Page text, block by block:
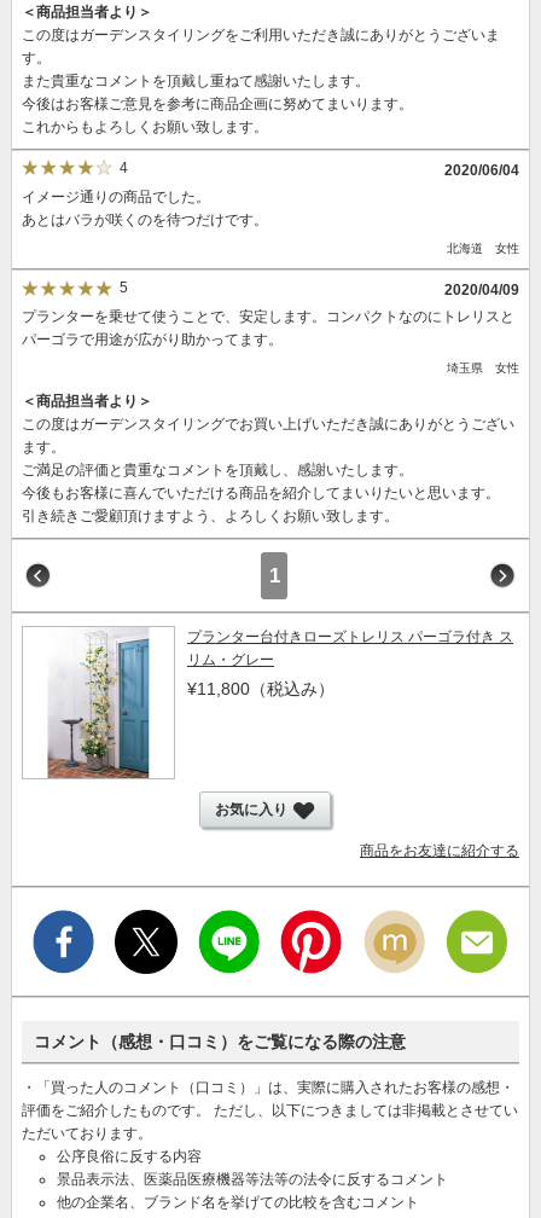
＜商品担当者より＞
この度はガーデンスタイリングをご利用いただき誠にありがとうございま
す。
また貴重なコメントを頂戴し重ねて感謝いたします。
今後はお客様ご意見を参考に商品企画に努めてまいります。
これからもよろしくお願い致します。
4
2020/06/04
イメージ通りの商品でした。
あとはバラが咲くのを待つだけです。
北海道 女性
5
2020/04/09
プランターを乗せて使うことで、安定します。コンパクトなのにトレリスと
パーゴラで用途が広がり助かってます。
埼玉県 女性
＜商品担当者より＞
この度はガーデンスタイリングでお買い上げいただき誠にありがとうござい
ます。
ご満足の評価と貴重なコメントを頂戴し、感謝いたします。
今後もお客様に喜んでいただける商品を紹介してまいりたいと思います。
引き続きご愛顧頂けますよう、よろしくお願い致します。
1
プランター台付きローズトレリス パーゴラ付き ス
リム・グレー
¥11,800（税込み）
お気に入り
商品をお友達に紹介する
コメント（感想・口コミ）をご覧になる際の注意
・「買った人のコメント（口コミ）」は、実際に購入されたお客様の感想・
評価をご紹介したものです。 ただし、以下につきましては非掲載とさせてい
ただいております。
公序良俗に反する内容
景品表示法、医薬品医療機器等法等の法令に反するコメント
他の企業名、ブランド名を挙げての比較を含むコメント